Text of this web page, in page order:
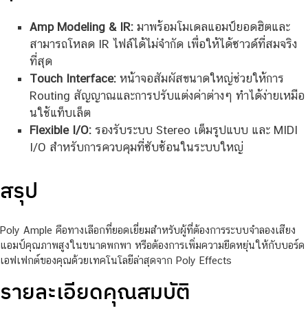
Amp Modeling & IR:มาพร้อมโมเดลแอมป์ยอดฮิตและ
สามารถโหลด IR ไฟล์ได้ไม่จำกัด เพื่อให้ได้ซาวด์ที่สมจริง
ที่สุด
Touch Interface:หน้าจอสัมผัสขนาดใหญ่ช่วยให้การ
Routing สัญญาณและการปรับแต่งค่าต่างๆ ทำได้ง่ายเหมือ
นใช้แท็บเล็ต
Flexible I/O:รองรับระบบ Stereo เต็มรูปแบบ และ MIDI
I/O สำหรับการควบคุมที่ซับซ้อนในระบบใหญ่
สรุป
Poly Ample คือทางเลือกที่ยอดเยี่ยมสำหรับผู้ที่ต้องการระบบจำลองเสียง
แอมป์คุณภาพสูงในขนาดพกพา หรือต้องการเพิ่มความยืดหยุ่นให้กับบอร์ด
เอฟเฟกต์ของคุณด้วยเทคโนโลยีล่าสุดจาก Poly Effects
รายละเอียดคุณสมบัติ